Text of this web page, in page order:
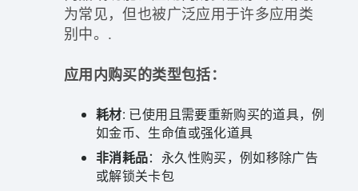
为常见，但也被广泛应用于许多应用类
别中。.
应用内购买的类型包括：
耗材: 已使用且需要重新购买的道具，例
如金币、生命值或强化道具
非消耗品：永久性购买，例如移除广告
或解锁关卡包